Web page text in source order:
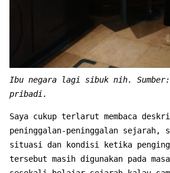
Ibu negara lagi sibuk nih. Sumber:
pribadi.
Saya cukup terlarut membaca
peninggalan-peninggalan sejarah,
situasi dan kondisi ketika
tersebut masih digunakan pada